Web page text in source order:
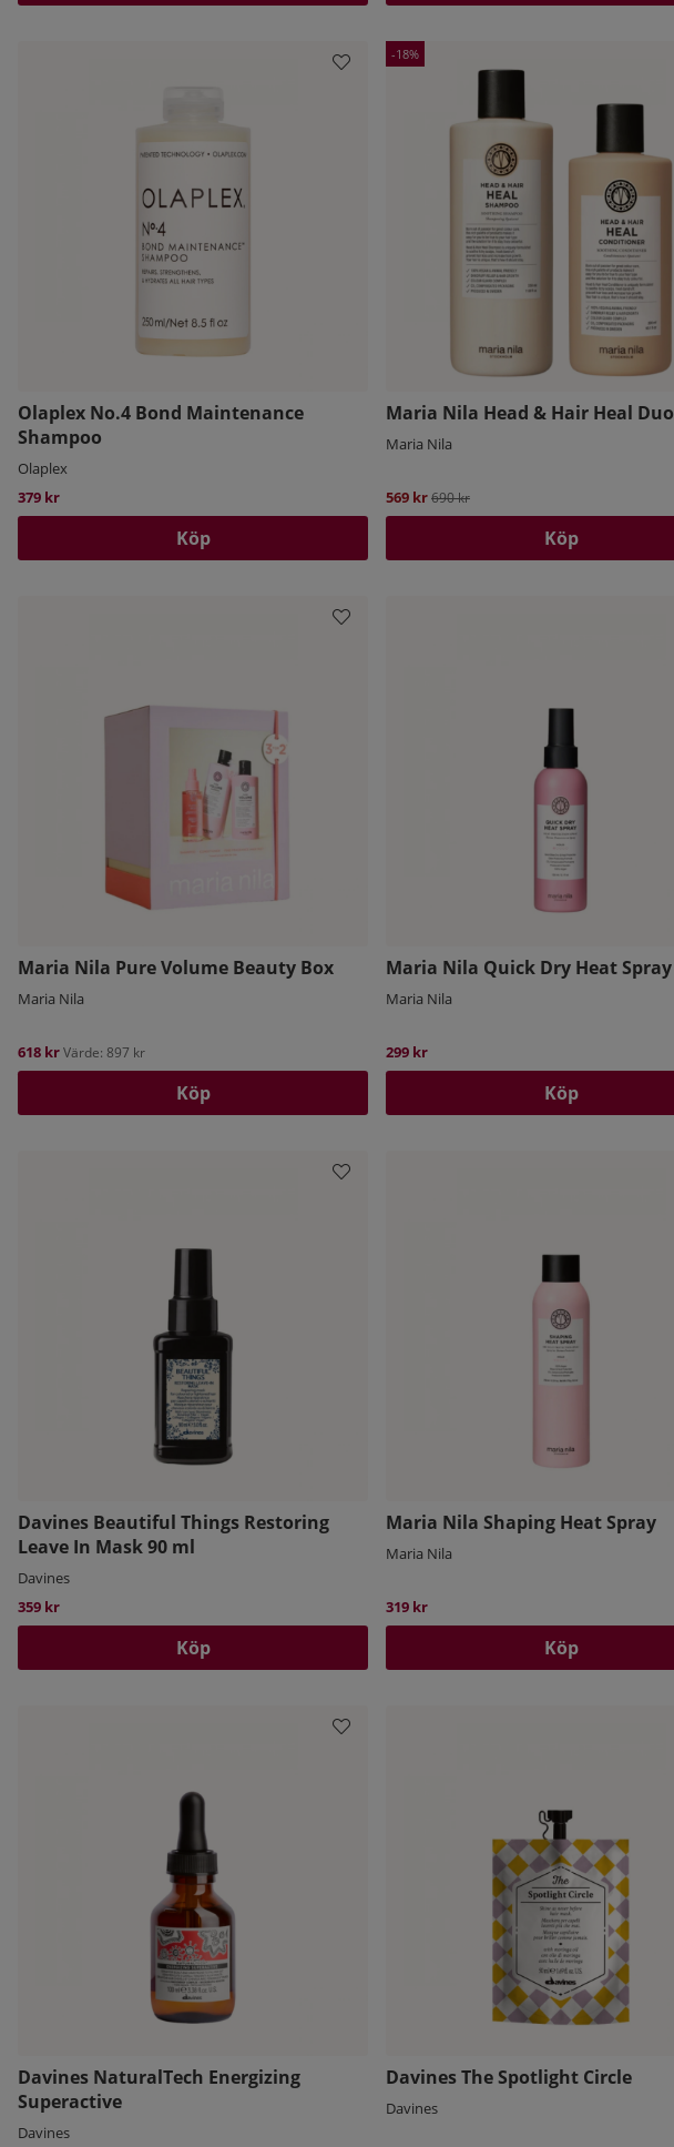
Olaplex No.4 Bond Maintenance
Shampoo
Olaplex
379 kr
Köp
18
Maria Nila Head & Hair Heal Duo
Maria Nila
569 krOrdinarie pris:
690 kr
Köp
Maria Nila Pure Volume Beauty Box
Maria Nila
618 krVärde: 897 kr
Köp
Maria Nila Quick Dry Heat Spray
Maria Nila
299 kr
Köp
Davines Beautiful Things Restoring
Leave In Mask 90 ml
Davines
359 kr
Köp
Maria Nila Shaping Heat Spray
Maria Nila
319 kr
Köp
Davines NaturalTech Energizing
Superactive
Davines
Davines The Spotlight Circle
Davines